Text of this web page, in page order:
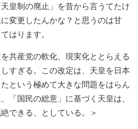
皇制の廃止」を昔から言うてたけ
変更したんかな？と思うのは甘
はります。
共産党の軟化、現実化ととらえる
すぎる。この改定は、天皇を日本
という極めて大きな問題をはらん
「国民の総意」に基づく天皇は、
できる、としている。＞